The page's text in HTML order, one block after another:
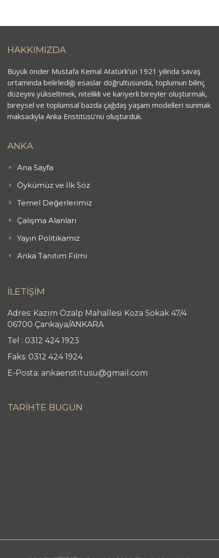
HAKKIMIZDA
Büyük önder Mustafa Kemal Atatürk’ün 1921 yılında savaş
ortamında belirlediği esaslar doğrultusunda, toplumun bilinç
düzeyini yükseltmek, nitelikli ve kariyerli bireyler oluşturmak,
bireysel ve toplumsal bazda çağdaş yaşam modelleri sunmak
maksadıyla Anka Enstitüsü’nü oluşturduk.
ANKA
Ana Sayfa
Öykümüz ve İlk Söz
Temel Değerlerimiz
Çalışma Alanları
Yayın Politikamız
Anka Tanıtım Filmi
İLETİŞİM
Adres: Kazım Özalp Mahallesi Koza Sokak 47/4
06700 Çankaya/ANKARA
Tel : 0312 424 1923
Faks: 0312 424 1924
E-Posta: ankaenstitusu@gmail.com
TARİHTE BUGÜN